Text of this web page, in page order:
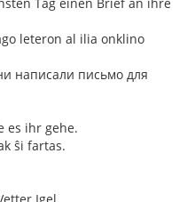
leteron al ilia onklino
написали письмо для
es ihr gehe.
ŝi fartas.